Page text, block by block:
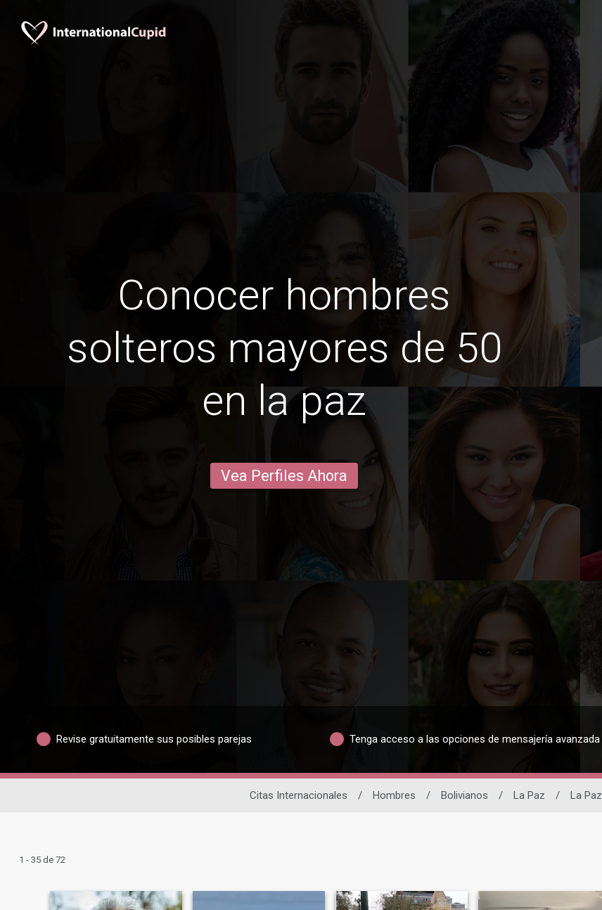
Conocer hombres
solteros mayores de 50
en la paz
Vea Perfiles Ahora
Revise gratuitamente sus posibles parejas Tenga acceso a las opciones de mensajería avanzada
Citas Internacionales / Hombres / Bolivianos / La Paz / La Paz
1 - 35 de 72